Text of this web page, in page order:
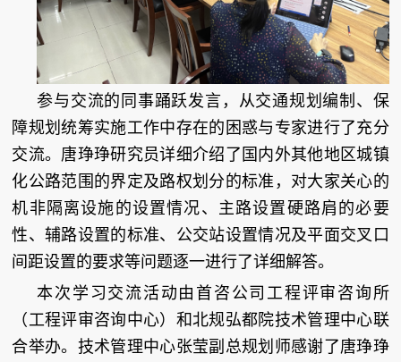
参与交流的同事踊跃发言，从交通规划编制、保
障规划统筹实施工作中存在的困惑与专家进行了充分
交流。唐琤琤研究员详细介绍了国内外其他地区城镇
化公路范围的界定及路权划分的标准，对大家关心的
机非隔离设施的设置情况、主路设置硬路肩的必要
性、辅路设置的标准、公交站设置情况及平面交叉口
间距设置的要求等问题逐一进行了详细解答。
本次学习交流活动由首咨公司工程评审咨询所
（工程评审咨询中心）和北规弘都院技术管理中心联
合举办。技术管理中心张莹副总规划师感谢了唐琤琤